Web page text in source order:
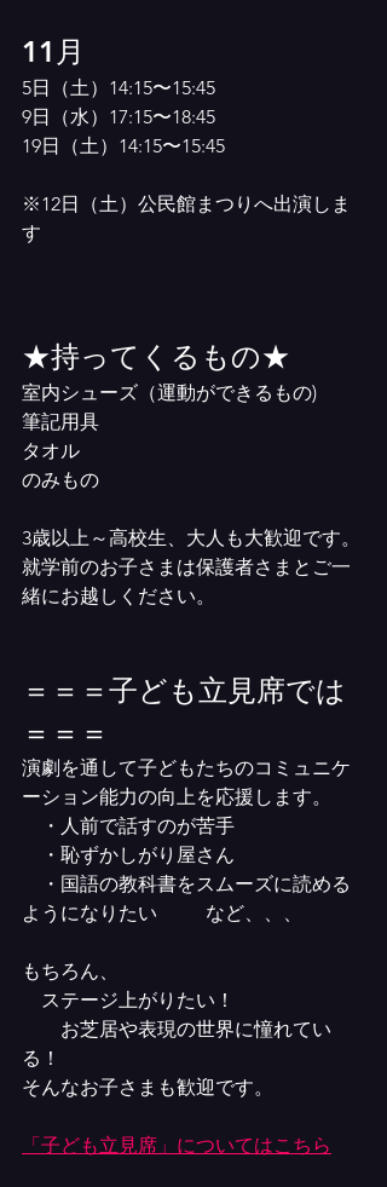
11月
5日（土）14:15〜15:45
9日（水）17:15〜18:45
19日（土）14:15〜15:45
※12日（土）公民館まつりへ出演しま
す
★持ってくるもの★
室内シューズ（運動ができるもの)
筆記用具
タオル
のみもの
3歳以上～高校生、大人も大歓迎です。
就学前のお子さまは保護者さまとご一
緒にお越しください。
＝＝＝子ども立見席では
＝＝＝
演劇を通して子どもたちのコミュニケ
ーション能力の向上を応援します。
・人前で話すのが苦手
・恥ずかしがり屋さん
・国語の教科書をスムーズに読める
ようになりたい          など、、、
もちろん、
ステージ上がりたい！
お芝居や表現の世界に憧れてい
る！
そんなお子さまも歓迎です。
「子ども立見席」についてはこちら